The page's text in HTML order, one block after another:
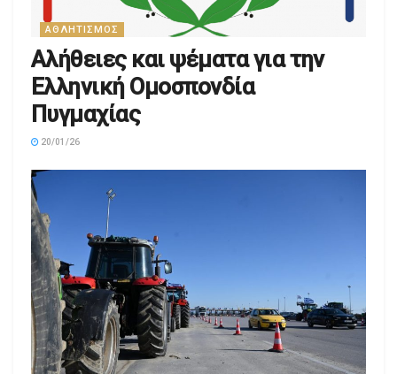
Αλήθειες και ψέματα για την
Ελληνική Ομοσπονδία
Πυγμαχίας
20/01/26
ΔΙΚΑΙΟΣΎΝΗ